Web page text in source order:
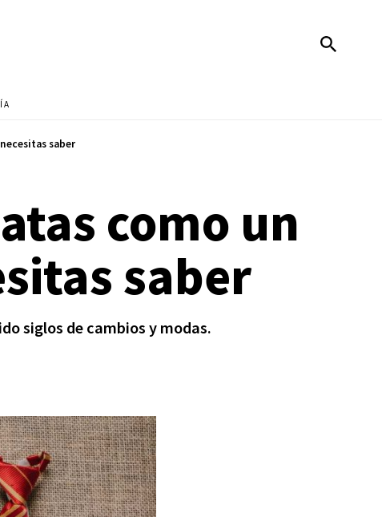
saber
como un
saber
siglos de cambios y modas.